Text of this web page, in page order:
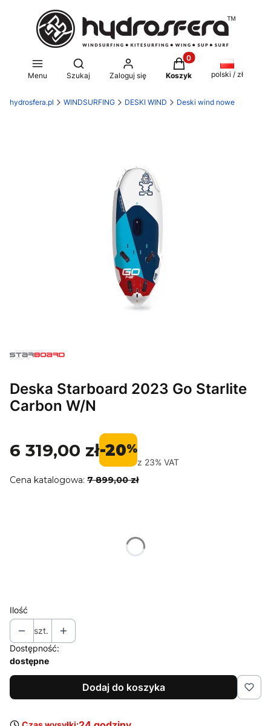
Menu
Otwórz wyszukiwarkę
Szukaj Zaloguj się
Produkty w koszyku:
Koszyk polski / zł
hydrosfera.pl WINDSURFING DESKI WIND Deski wind nowe
Deska Starboard 2023 Go Starlite
Carbon W/N
6 319,00 zł-20%
z 23% VAT
Cena katalogowa: 7 899,00 zł
Ilość
szt.
Dostępność:
dostępne
Dodaj do koszyka